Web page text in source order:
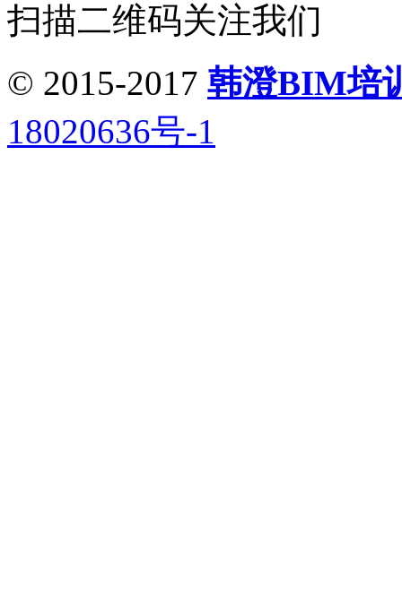
扫描二维码关注我们
© 2015-2017 韩澄BIM培
18020636号-1